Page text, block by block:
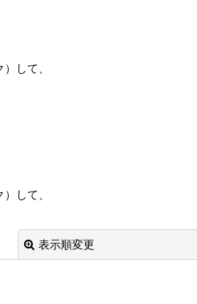
して、
して、
表示順変更